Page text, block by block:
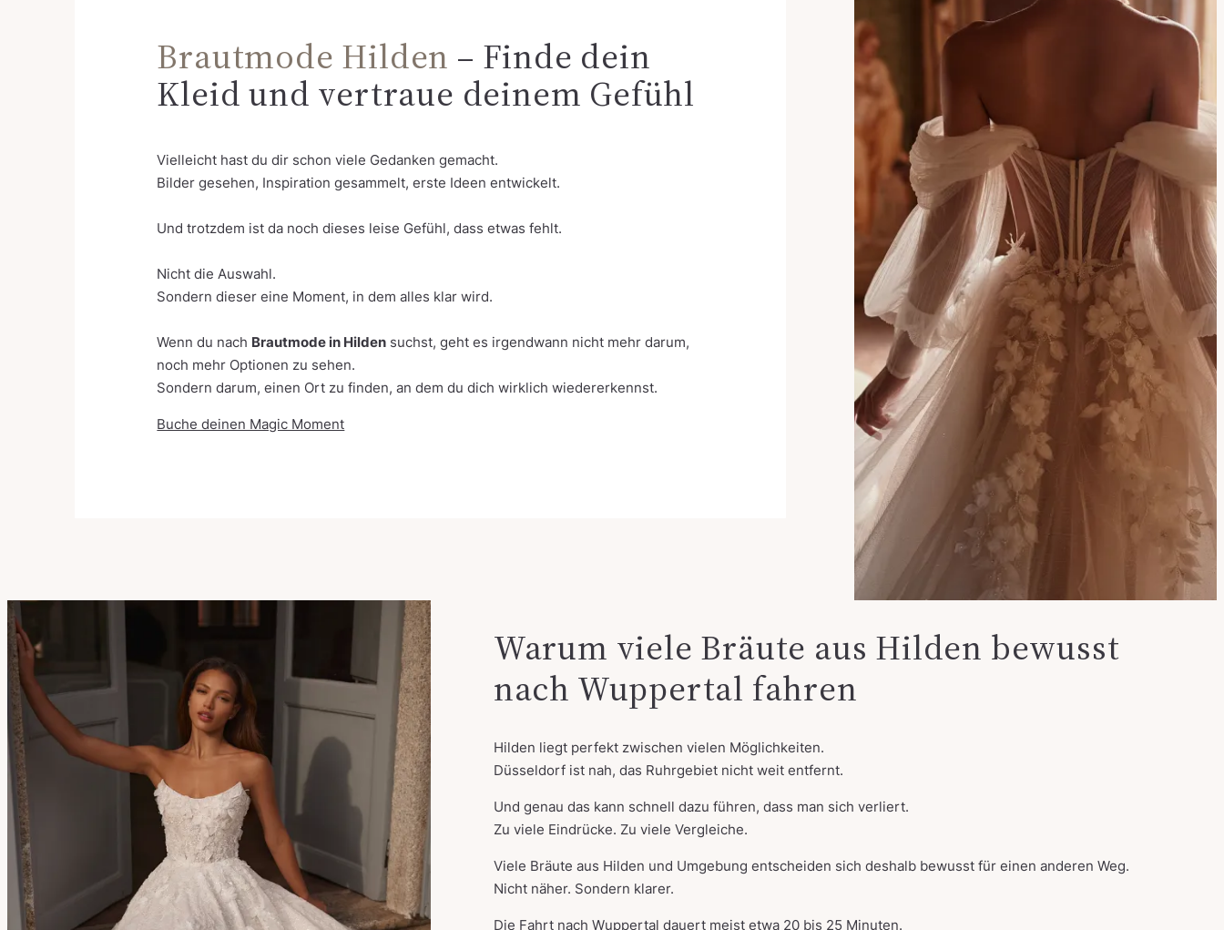
Brautmode Hilden – Finde dein
Kleid und vertraue deinem Gefühl
Vielleicht hast du dir schon viele Gedanken gemacht.
Bilder gesehen, Inspiration gesammelt, erste Ideen entwickelt.
Und trotzdem ist da noch dieses leise Gefühl, dass etwas fehlt.
Nicht die Auswahl.
Sondern dieser eine Moment, in dem alles klar wird.
Wenn du nach Brautmode in Hilden suchst, geht es irgendwann nicht mehr darum,
noch mehr Optionen zu sehen.
Sondern darum, einen Ort zu finden, an dem du dich wirklich wiedererkennst.
Buche deinen Magic Moment
Warum viele Bräute aus Hilden bewusst
nach Wuppertal fahren
Hilden liegt perfekt zwischen vielen Möglichkeiten.
Düsseldorf ist nah, das Ruhrgebiet nicht weit entfernt.
Und genau das kann schnell dazu führen, dass man sich verliert.
Zu viele Eindrücke. Zu viele Vergleiche.
Viele Bräute aus Hilden und Umgebung entscheiden sich deshalb bewusst für einen anderen Weg.
Nicht näher. Sondern klarer.
Die Fahrt nach Wuppertal dauert meist etwa 20 bis 25 Minuten.